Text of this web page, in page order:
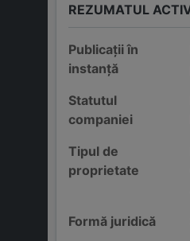
REZUMATUL
Publicații în
instanță
Statutul
companiei
Tipul de
proprietate
Formă juridică